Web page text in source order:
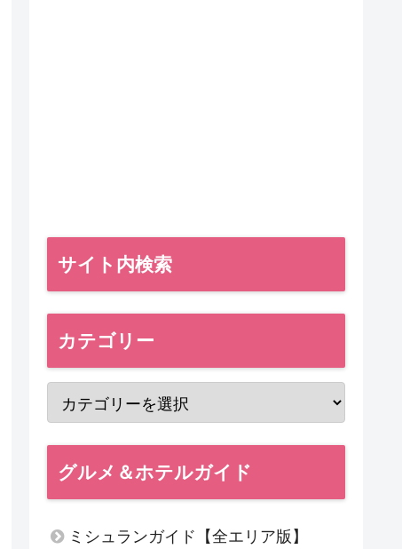
サイト内検索
カテゴリー
グルメ＆ホテルガイド
ミシュランガイド【全エリア版】